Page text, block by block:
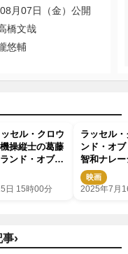
月07日（金）公開
橋文哉
悠輔
セル・クロウ
操縦士の葛藤
ンド・オブ・
スト＆監督イ
像解禁
日 15時00分
ラッセル
ンド・オ
智和ナレ
像解禁！
映画
2025年7月
事›